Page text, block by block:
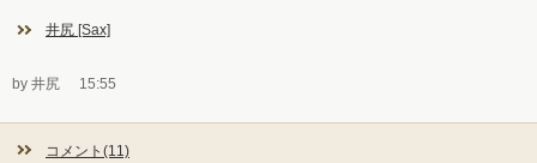
井尻 [Sax]
by 井尻 15:55
コメント(11)